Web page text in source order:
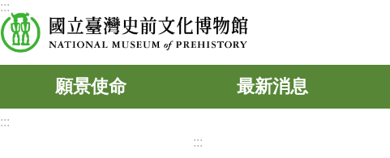
跳到主要內容區塊
:::
願景使命 最新消息
:::
:::